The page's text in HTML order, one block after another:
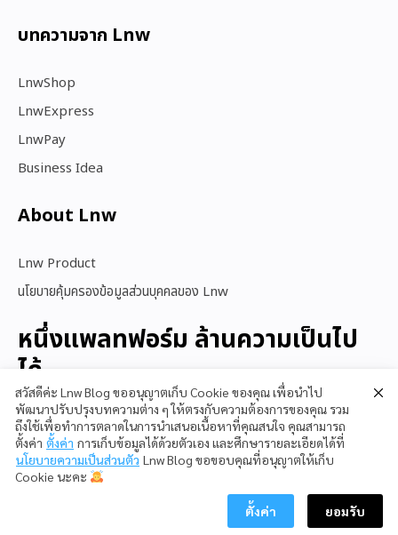
บทความจาก Lnw
LnwShop
LnwExpress
LnwPay
Business Idea
About Lnw​
Lnw Product
นโยบายคุ้มครองข้อมูลส่วนบุคคลของ Lnw
หนึ่งแพลทฟอร์ม ล้านความเป็นไป
ได้
สนใจใช้ LnwShop
Copyright © 2023 LnwShop Company Limited
สวัสดีค่ะ Lnw Blog ขออนุญาตเก็บ Cookie ของคุณ เพื่อนำไป
พัฒนาปรับปรุงบทความต่าง ๆ ให้ตรงกับความต้องการของคุณ รวม
ถึงใช้เพื่อทำการตลาดในการนำเสนอเนื้อหาที่คุณสนใจ คุณสามารถ
ตั้งค่า ตั้งค่า การเก็บข้อมูลได้ด้วยตัวเอง และศึกษารายละเอียดได้ที่
นโยบายความเป็นส่วนตัว Lnw Blog ขอขอบคุณที่อนุญาตให้เก็บ
Cookie นะคะ
ตั้งค่า ยอมรับ